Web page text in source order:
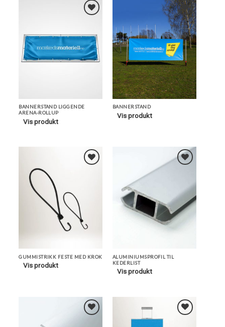
Legg i
BANNERSTAND LIGGENDE
ARENA-ROLLUP
Vis produkt
Legg i
Favoritter
BANNERSTAND
Vis produkt
Legg i
GUMMISTRIKK FESTE MED KROK
Vis produkt
Legg i
ALUMINIUMSPROFIL TIL
KEDERLIST
Vis produkt
Legg i
Legg i